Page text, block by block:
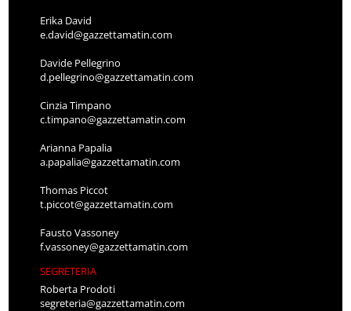
Erika David
e.david@gazzettamatin.com
Davide Pellegrino
d.pellegrino@gazzettamatin.com
Cinzia Timpano
c.timpano@gazzettamatin.com
Arianna Papalia
a.papalia@gazzettamatin.com
Thomas Piccot
t.piccot@gazzettamatin.com
Fausto Vassoney
f.vassoney@gazzettamatin.com
SEGRETERIA
Roberta Prodoti
segreteria@gazzettamatin.com